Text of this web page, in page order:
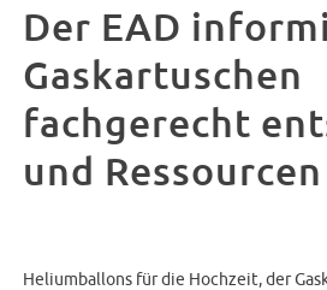
Der EAD
Gaskartuschen
fachgerecht
und
Heliumballons für die Hochzeit, der